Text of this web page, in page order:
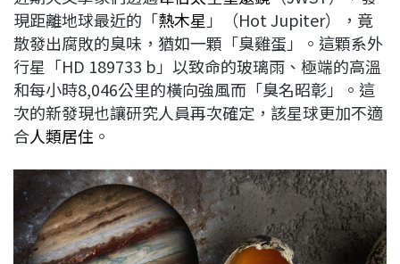
o
o
k
d
s
d
I
n
i
n
k
現距離地球最近的「熱木星 」（Hot Jupiter），竟
散發出腐敗的臭味，猶如一顆「臭雞蛋」。這顆系外
行星「HD 189733 b」以致命的玻璃雨、極端的高溫
和每小時8,046公里的橫向強風而「臭名昭彰」。這
次的新發現也讓研究人員再次確定，該星球更加不適
合人類居住 。